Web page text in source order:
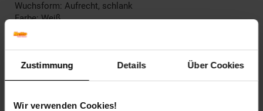
Zustimmung Details Über Cookies
Wir verwenden Cookies!
Wuchsform: Aufrecht, schlank
Farbe: Weiß
Herbstfärbung: Verliert Laub ohne Färbung
Geschmack: X
Frucht: Keine Frucht
Standort und Pflege